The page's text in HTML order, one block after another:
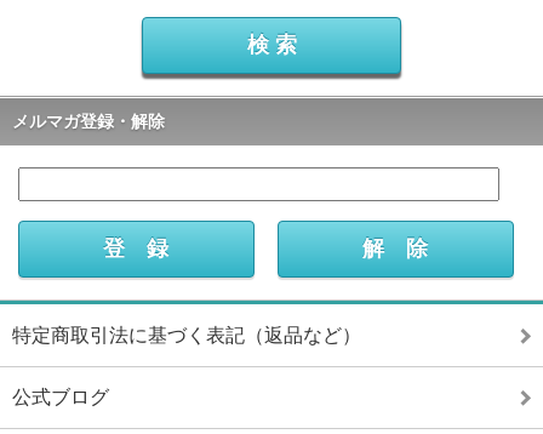
メルマガ登録・解除
特定商取引法に基づく表記（返品など）
公式ブログ